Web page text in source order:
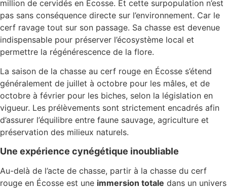
million de cervidés en Ecosse. Et cette surpopulation n’est
pas sans conséquence directe sur l’environnement. Car le
cerf ravage tout sur son passage. Sa chasse est devenue
indispensable pour préserver l’écosystème local et
permettre la régénérescence de la flore.
La saison de la chasse au cerf rouge en Écosse s’étend
généralement de juillet à octobre pour les mâles, et de
octobre à février pour les biches, selon la législation en
vigueur. Les prélèvements sont strictement encadrés afin
d’assurer l’équilibre entre faune sauvage, agriculture et
préservation des milieux naturels.
Une expérience cynégétique inoubliable
Au-delà de l’acte de chasse, partir à la chasse du cerf
rouge en Écosse est une immersion totale dans un univers